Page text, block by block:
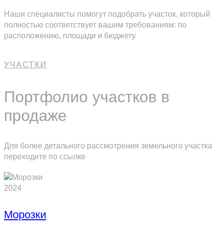
Наши специалисты помогут подобрать участок, который
полностью соответствует вашим требованиям: по
расположению, площади и бюджету.
УЧАСТКИ
Портфолио участков в
продаже
Для более детального рассмотрения земельного участка
переходите по ссылке
2024
Морозки